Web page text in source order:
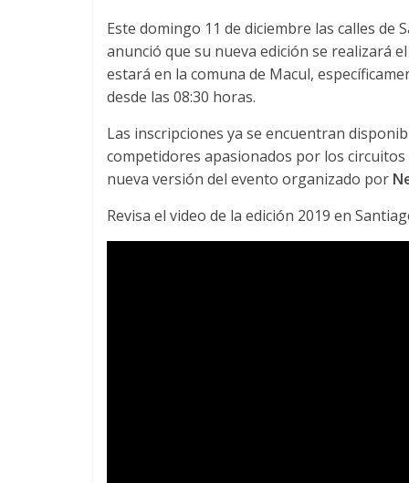
Este domingo 11 de diciembre las calles de
anunció que su nueva edición se realizará
estará en la comuna de Macul,
desde las 08:30 horas.
Las inscripciones ya se encuentran
competidores apasionados por los
nueva versión del evento organizado por
Revisa el video de la edición 2019 en